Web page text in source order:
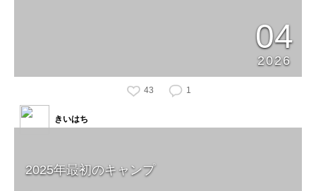
04
2026
43 1
2025年最初のキャンプ
きいはち